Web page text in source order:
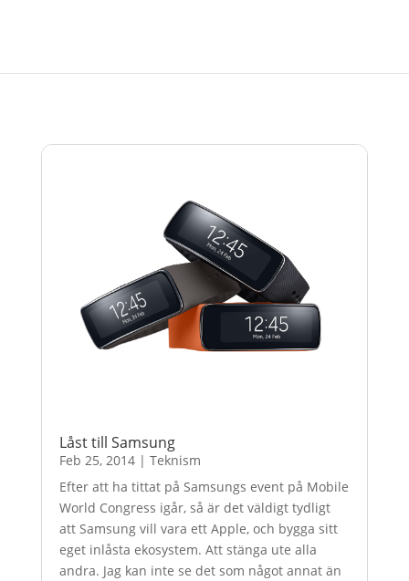
Låst till Samsung
Feb 25, 2014| Teknism
Efter att ha tittat på Samsungs event på Mobile
World Congress igår, så är det väldigt tydligt
att Samsung vill vara ett Apple, och bygga sitt
eget inlåsta ekosystem. Att stänga ute alla
andra. Jag kan inte se det som något annat än